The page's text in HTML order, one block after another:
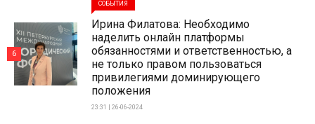
СОБЫТИЯ
Ирина Филатова: Необходимо
наделить онлайн платформы
обязанностями и ответственностью, а
не только правом пользоваться
привилегиями доминирующего
положения
23:31 | 26-06-2024
6